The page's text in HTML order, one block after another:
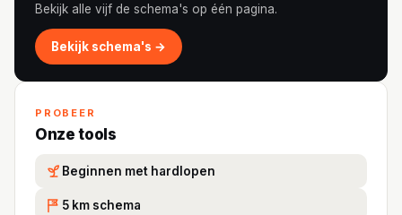
Bekijk alle vijf de schema's op één pagina.
Bekijk schema's →
PROBEER
Onze tools
Beginnen met hardlopen
5K 5 km schema